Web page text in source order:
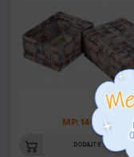
MP: 1400 RSD
DODAJTE U KORPU